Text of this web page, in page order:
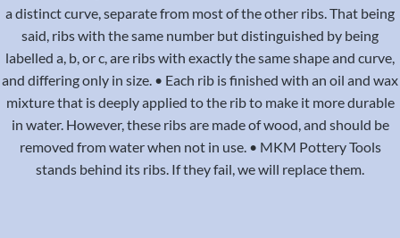
a distinct curve, separate from most of the other ribs. That being
said, ribs with the same number but distinguished by being
labelled a, b, or c, are ribs with exactly the same shape and curve,
and differing only in size. • Each rib is finished with an oil and wax
mixture that is deeply applied to the rib to make it more durable
in water. However, these ribs are made of wood, and should be
removed from water when not in use. • MKM Pottery Tools
stands behind its ribs. If they fail, we will replace them.